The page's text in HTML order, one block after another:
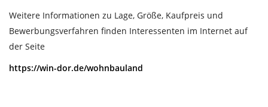
Weitere Informationen zu Lage, Größe, Kaufpreis und
Bewerbungsverfahren finden Interessenten im Internet auf
der Seite
https://win-dor.de/wohnbauland